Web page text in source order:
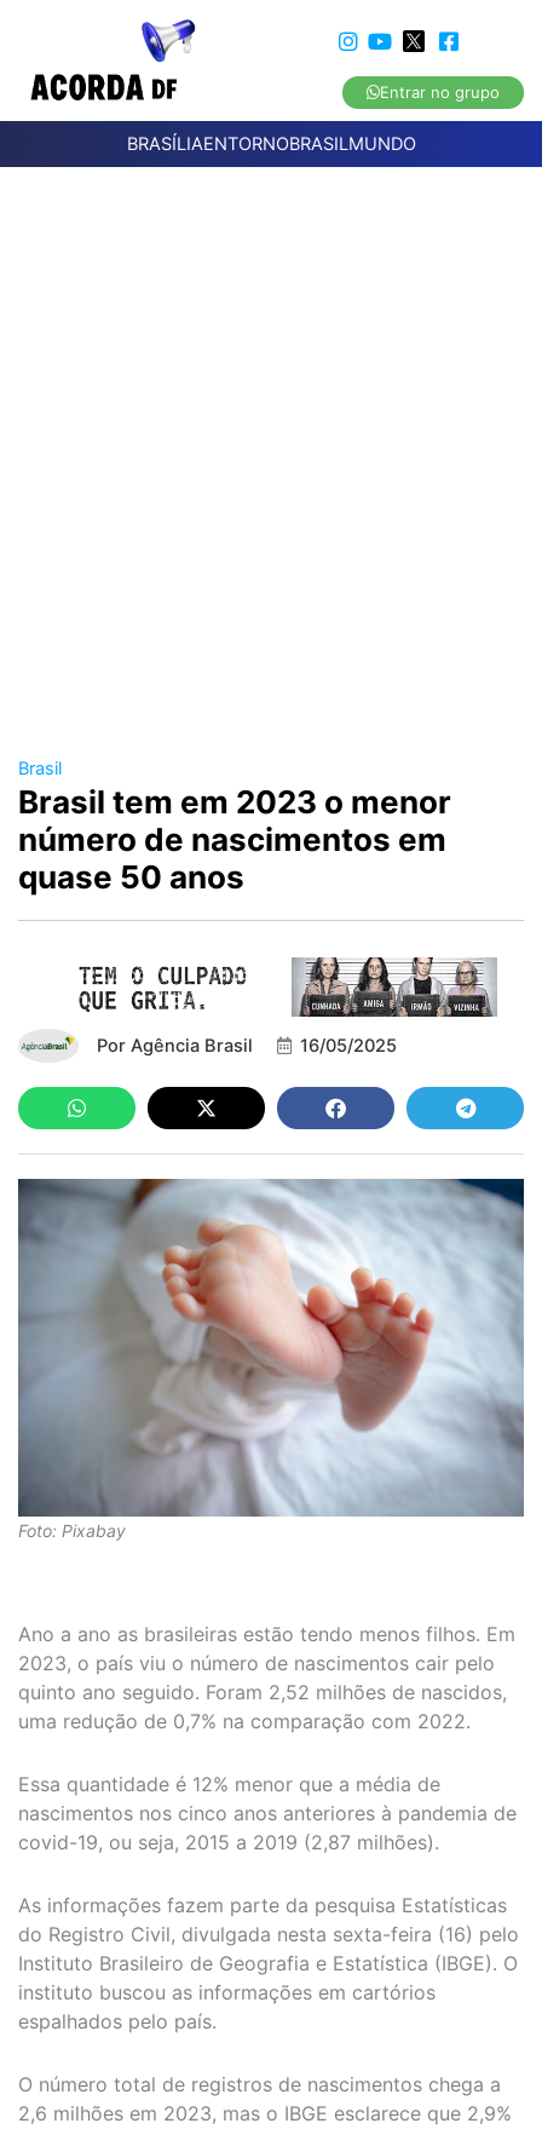
Entrar no grupo
BRASÍLIAENTORNOBRASILMUNDO
Brasil
Brasil tem em 2023 o menor
número de nascimentos em
quase 50 anos
Por Agência Brasil 16/05/2025
Foto: Pixabay
Ano a ano as brasileiras estão tendo menos filhos. Em
2023, o país viu o número de nascimentos cair pelo
quinto ano seguido. Foram 2,52 milhões de nascidos,
uma redução de 0,7% na comparação com 2022.
Essa quantidade é 12% menor que a média de
nascimentos nos cinco anos anteriores à pandemia de
covid-19, ou seja, 2015 a 2019 (2,87 milhões).
As informações fazem parte da pesquisa Estatísticas
do Registro Civil, divulgada nesta sexta-feira (16) pelo
Instituto Brasileiro de Geografia e Estatística (IBGE). O
instituto buscou as informações em cartórios
espalhados pelo país.
O número total de registros de nascimentos chega a
2,6 milhões em 2023, mas o IBGE esclarece que 2,9%